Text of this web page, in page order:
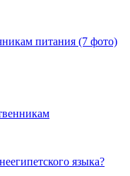
питания (7 фото)
языка?